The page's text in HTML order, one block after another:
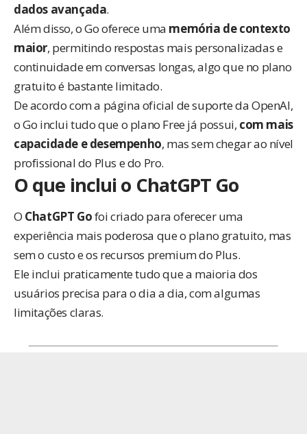
dados avançada.
Além disso, o Go oferece uma memória de contexto
maior, permitindo respostas mais personalizadas e
continuidade em conversas longas, algo que no plano
gratuito é bastante limitado.
De acordo com a página oficial de suporte da OpenAI,
o Go inclui tudo que o plano Free já possui, com mais
capacidade e desempenho, mas sem chegar ao nível
profissional do Plus e do Pro.
O que inclui o ChatGPT Go
O ChatGPT Gofoi criado para oferecer uma
experiência mais poderosa que o plano gratuito, mas
sem o custo e os recursos premium do Plus.
Ele inclui praticamente tudo que a maioria dos
usuários precisa para o dia a dia, com algumas
limitações claras.